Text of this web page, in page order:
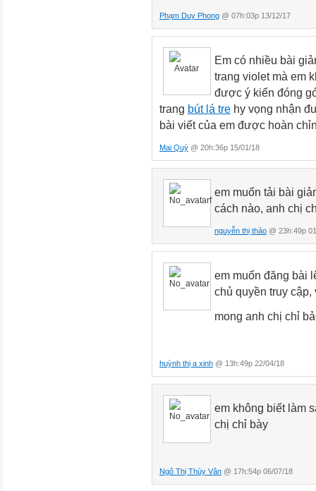
Phạm Duy Phong @ 07h:03p 13/12/17
Em có nhiều bài
trang violet mà em
được ý kiến đóng
trang bút lá tre hy vọng nhận
bài viết của em được hoàn
Mai Quý @ 20h:36p 15/01/18
em muốn tải bài
cách nào, anh chị
nguyễn thị thảo @ 23h:49p
em muốn đăng bài
chủ quyền truy
mong anh chị chỉ
huỳnh thị a xinh @ 13h:49p 22/04/18
em không biết làm
chị chỉ bày
Ngô Thị Thùy Vân @ 17h:54p 06/07/18